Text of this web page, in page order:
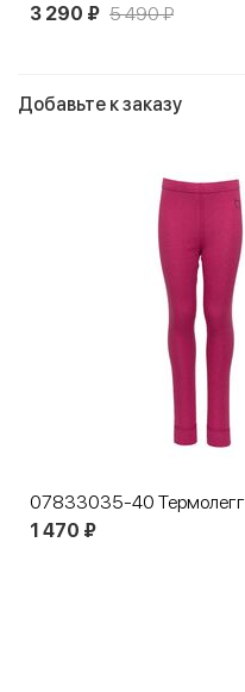
3 290 ₽ 5 490 ₽
Добавьте к заказу
1 470 ₽